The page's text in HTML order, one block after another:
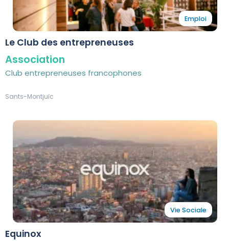
Emploi
Le Club des entrepreneuses
Association
Club entrepreneuses francophones
Sants-Montjuïc
Vie Sociale
Equinox